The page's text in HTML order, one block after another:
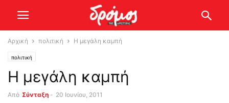
Αρχική πολιτική Η μεγάλη καμπή
πολιτική
Η μεγάλη καμπή
Από Σύνταξη - 20 Ιουνίου, 2011